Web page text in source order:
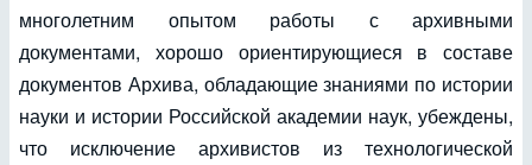
многолетним опытом работы с архивными
документами, хорошо ориентирующиеся в составе
документов Архива, обладающие знаниями по истории
науки и истории Российской академии наук, убеждены,
что исключение архивистов из технологической